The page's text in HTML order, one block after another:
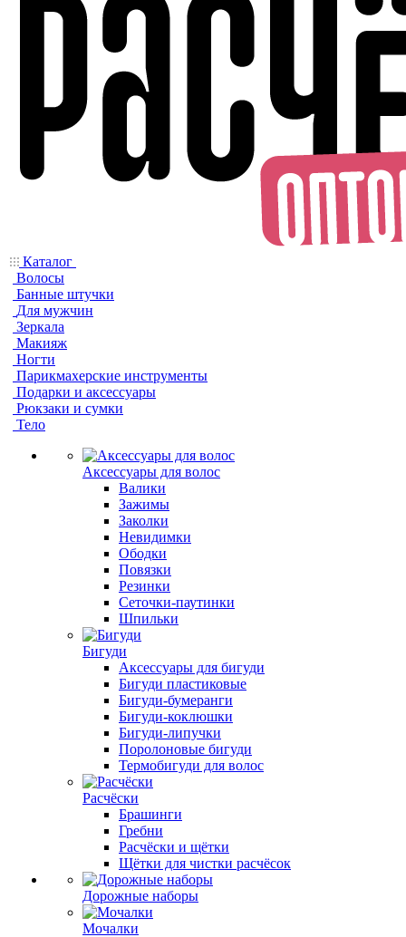
Каталог
Волосы
Банные штучки
Для мужчин
Зеркала
Макияж
Ногти
Парикмахерские инструменты
Подарки и аксессуары
Рюкзаки и сумки
Тело
Аксессуары для волос
Валики
Зажимы
Заколки
Невидимки
Ободки
Повязки
Резинки
Сеточки-паутинки
Шпильки
Бигуди
Аксессуары для бигуди
Бигуди пластиковые
Бигуди-бумеранги
Бигуди-коклюшки
Бигуди-липучки
Поролоновые бигуди
Термобигуди для волос
Расчёски
Брашинги
Гребни
Расчёски и щётки
Щётки для чистки расчёсок
Дорожные наборы
Мочалки